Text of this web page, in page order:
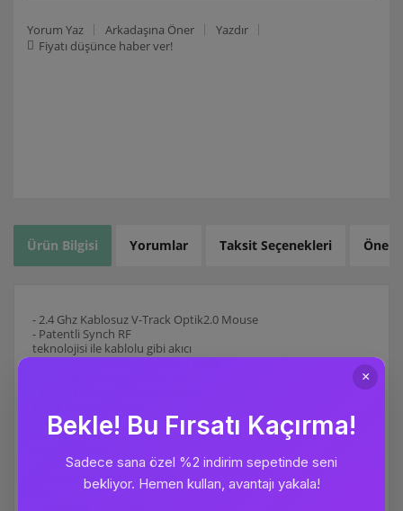
Yorum Yaz Arkadaşına Öner
Yazdır
Fiyatı düşünce haber ver!
Ürün Bilgisi Yorumlar Taksit Seçenekleri
- 2.4 Ghz Kablosuz V-Track Optik2.0 Mouse
- Patentli Synch RF
teknolojisi ile kablolu gibi akıcı
- Her yüzeyde çalışabilen yeni optik
- Nano-RF Alıcı
- Nano alıcıyı mouse içine
- 1000 dpi çözünürlük
- 10 metreye kadar kapsama